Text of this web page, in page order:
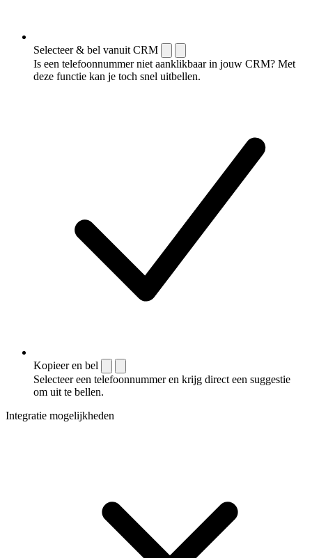
Selecteer & bel vanuit CRM
Is een telefoonnummer niet aanklikbaar in jouw CRM? Met
deze functie kan je toch snel uitbellen.
Kopieer en bel
Selecteer een telefoonnummer en krijg direct een suggestie
om uit te bellen.
Integratie mogelijkheden